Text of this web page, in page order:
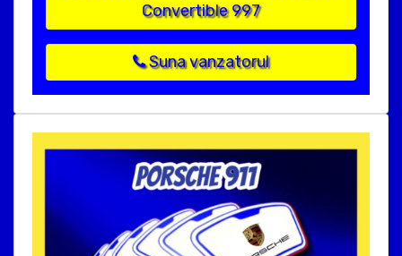
Convertible 997
Suna vanzatorul